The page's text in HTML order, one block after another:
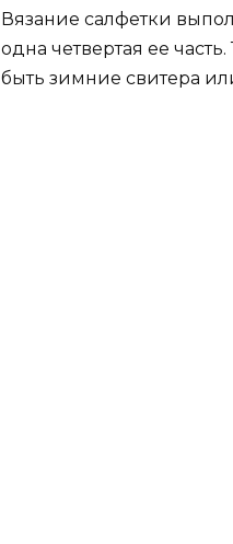
Вязание салфетки
одна четвертая ее
быть зимние свитера